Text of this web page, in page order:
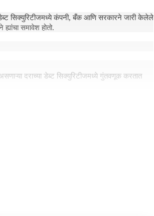
डेब्ट सिक्युरिटीजमध्ये कंपनी, बँक आणि सरकारने जारी केलेले
समावेश होतो.
दराच्या डेब्ट सिक्युरिटीजमध्ये गुंतवणूक करतात